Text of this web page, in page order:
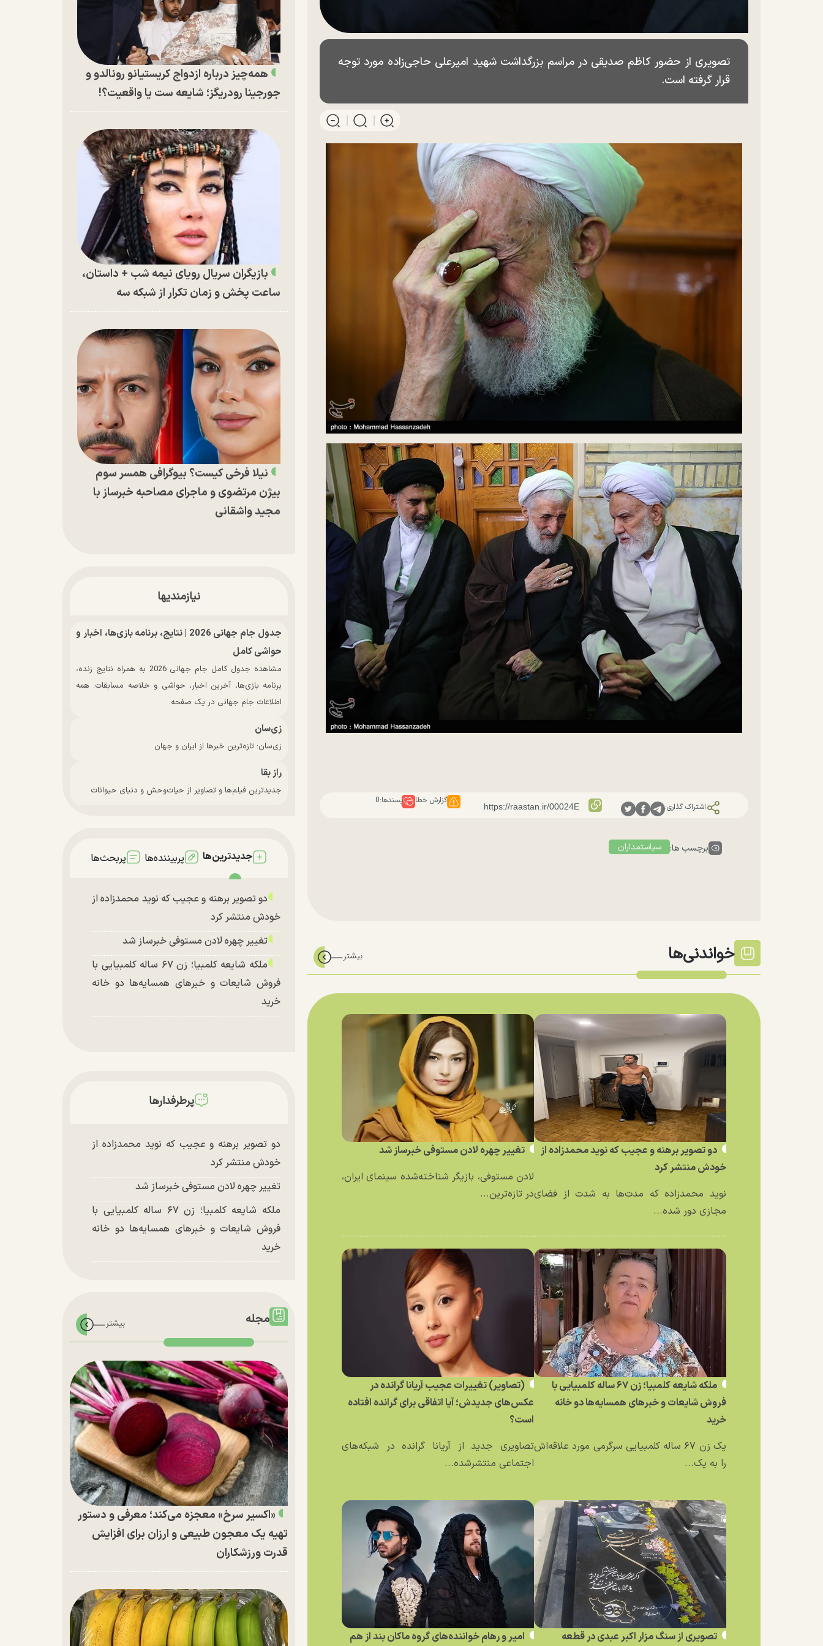
تصویری از حضور کاظم صدیقی در مراسم بزرگداشت شهید امیرعلی حاجی‌زاده مورد توجه
قرار گرفته است.
اشتراک گذاری:
گزارش خطا پسندها:0
برچسب ها: سیاستمداران
خواندنی‌ها
دو تصویر برهنه و عجیب که نوید محمدزاده از
خودش منتشر کرد
نوید محمدزاده که مدت‌ها به شدت از فضای
مجازی دور شده...
تغییر چهره لادن مستوفی خبرساز شد
لادن مستوفی، بازیگر شناخته‌شده سینمای ایران،
در تازه‌ترین...
ملکه شایعه کلمبیا؛ زن ۶۷ ساله کلمبیایی با
فروش شایعات و خبر‌های همسایه‌ها دو خانه
خرید
یک زن ۶۷ ساله کلمبیایی سرگرمی مورد علاقه‌اش
را به یک...
(تصاویر) تغییرات عجیب آریانا گرانده در
عکس‌های جدیدش؛ آیا اتفاقی برای گرانده افتاده
است؟
تصاویری جدید از آریانا گرانده در شبکه‌های
اجتماعی منتشرشده...
تصویری از سنگ مزار اکبر عبدی در قطعه امیر و رهام خواننده‌های گروه ماکان بند از هم
همه‌چیز درباره ازدواج کریستیانو رونالدو و
جورجینا رودریگز؛ شایعه ست یا واقعیت؟!
بازیگران سریال رویای نیمه شب + داستان،
ساعت پخش و زمان تکرار از شبکه سه
نیلا فرخی کیست؟ بیوگرافی همسر سوم
بیژن مرتضوی و ماجرای مصاحبه خبرساز با
مجید واشقانی
نیازمندیها
جدول جام جهانی 2026 | نتایج، برنامه بازی‌ها، اخبار و
حواشی کامل
مشاهده جدول کامل جام جهانی 2026 به همراه نتایج زنده،
برنامه بازی‌ها، آخرین اخبار، حواشی و خلاصه مسابقات. همه
اطلاعات جام جهانی در یک صفحه.
زی‌سان
زی‌سان: تازه‌ترین خبرها از ایران و جهان
راز بقا
جدیدترین فیلم‌ها و تصاویر از حیات‌وحش و دنیای حیوانات
جدیدترین‌ها پربیننده‌ها پربحث‌ها
دو تصویر برهنه و عجیب که نوید محمدزاده از
خودش منتشر کرد
تغییر چهره لادن مستوفی خبرساز شد
ملکه شایعه کلمبیا؛ زن ۶۷ ساله کلمبیایی با
فروش شایعات و خبر‌های همسایه‌ها دو خانه
خرید
پرطرفدارها
دو تصویر برهنه و عجیب که نوید محمدزاده از
خودش منتشر کرد
تغییر چهره لادن مستوفی خبرساز شد
ملکه شایعه کلمبیا؛ زن ۶۷ ساله کلمبیایی با
فروش شایعات و خبر‌های همسایه‌ها دو خانه
خرید
مجله
«اکسیر سرخ» معجزه می‌کند؛ معرفی و دستور
تهیه یک معجون طبیعی و ارزان برای افزایش
قدرت ورزشکاران